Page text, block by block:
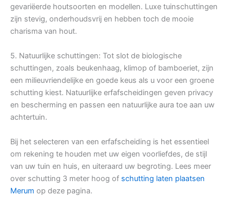
gevariëerde houtsoorten en modellen. Luxe tuinschuttingen
zijn stevig, onderhoudsvrij en hebben toch de mooie
charisma van hout.
5. Natuurlijke schuttingen: Tot slot de biologische
schuttingen, zoals beukenhaag, klimop of bamboeriet, zijn
een milieuvriendelijke en goede keus als u voor een groene
schutting kiest. Natuurlijke erfafscheidingen geven privacy
en bescherming en passen een natuurlijke aura toe aan uw
achtertuin.
Bij het selecteren van een erfafscheiding is het essentieel
om rekening te houden met uw eigen voorliefdes, de stijl
van uw tuin en huis, en uiteraard uw begroting. Lees meer
over schutting 3 meter hoog of schutting laten plaatsen
Merum op deze pagina.